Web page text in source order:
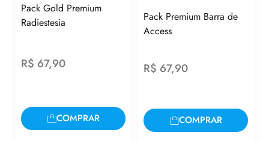
Pack Gold Premium
Radiestesia
R$ 67,90
COMPRAR
Pack Premium Barra de
Access
R$ 67,90
COMPRAR